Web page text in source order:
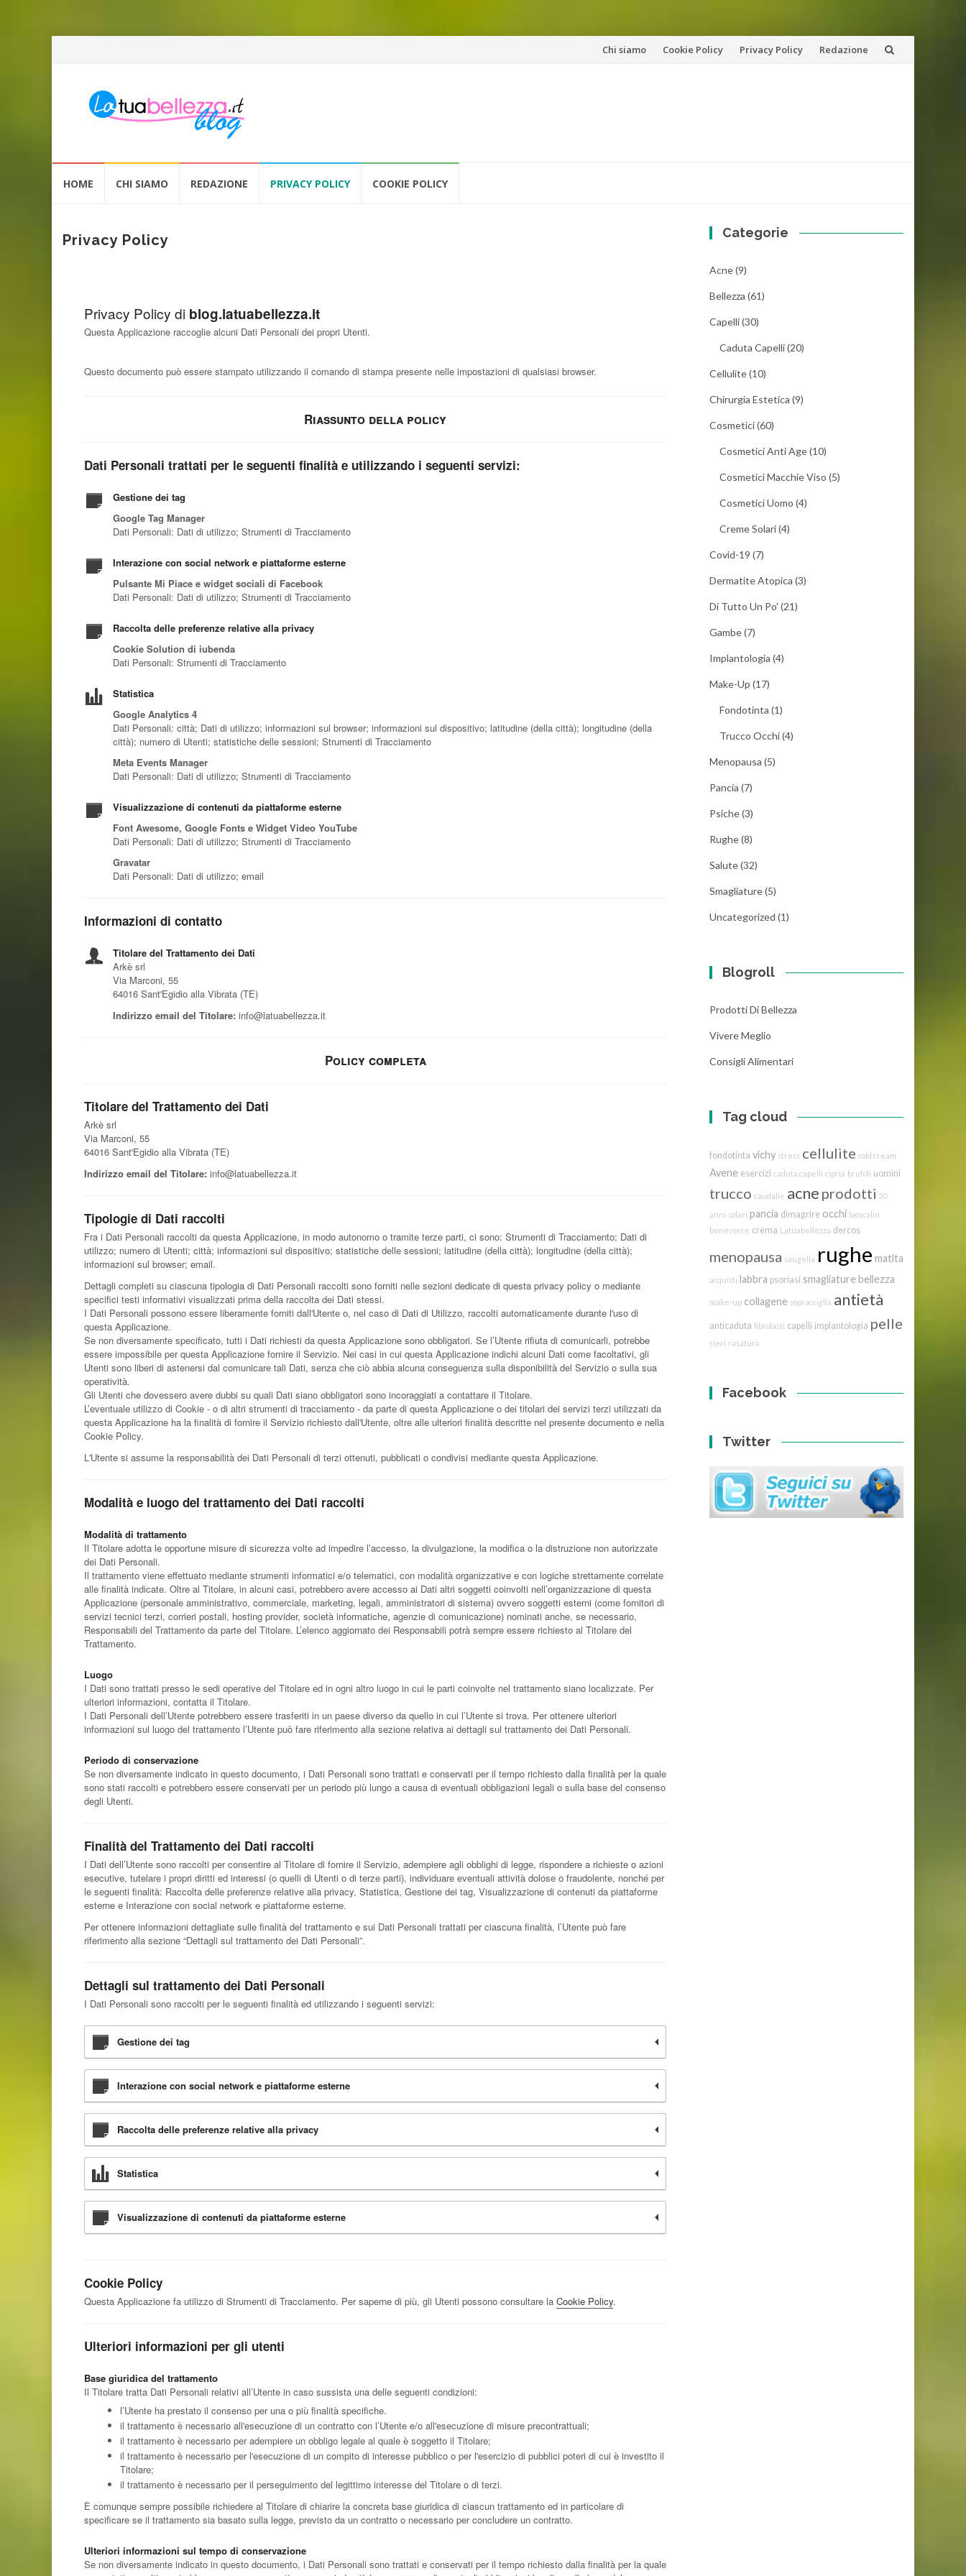
Vai
Chi siamo Cookie Policy Privacy Policy Redazione
HOME CHI SIAMO REDAZIONE PRIVACY POLICY COOKIE POLICY
Privacy Policy
Privacy Policy di blog.latuabellezza.it
Questa Applicazione raccoglie alcuni Dati Personali dei propri Utenti.
Questo documento può essere stampato utilizzando il comando di stampa presente nelle impostazioni di qualsiasi browser.
Riassunto della policy
Dati Personali trattati per le seguenti finalità e utilizzando i seguenti servizi:
Gestione dei tag
Google Tag Manager
Dati Personali: Dati di utilizzo; Strumenti di Tracciamento
Interazione con social network e piattaforme esterne
Pulsante Mi Piace e widget sociali di Facebook
Dati Personali: Dati di utilizzo; Strumenti di Tracciamento
Raccolta delle preferenze relative alla privacy
Cookie Solution di iubenda
Dati Personali: Strumenti di Tracciamento
Statistica
Google Analytics 4
Dati Personali: città; Dati di utilizzo; informazioni sul browser; informazioni sul dispositivo; latitudine (della città); longitudine (della
città); numero di Utenti; statistiche delle sessioni; Strumenti di Tracciamento
Meta Events Manager
Dati Personali: Dati di utilizzo; Strumenti di Tracciamento
Visualizzazione di contenuti da piattaforme esterne
Font Awesome, Google Fonts e Widget Video YouTube
Dati Personali: Dati di utilizzo; Strumenti di Tracciamento
Gravatar
Dati Personali: Dati di utilizzo; email
Informazioni di contatto
Titolare del Trattamento dei Dati
Arkè srl
Via Marconi, 55
64016 Sant'Egidio alla Vibrata (TE)
Indirizzo email del Titolare: info@latuabellezza.it
Policy completa
Titolare del Trattamento dei Dati
Arkè srl
Via Marconi, 55
64016 Sant'Egidio alla Vibrata (TE)
Indirizzo email del Titolare: info@latuabellezza.it
Tipologie di Dati raccolti
Fra i Dati Personali raccolti da questa Applicazione, in modo autonomo o tramite terze parti, ci sono: Strumenti di Tracciamento; Dati di
utilizzo; numero di Utenti; città; informazioni sul dispositivo; statistiche delle sessioni; latitudine (della città); longitudine (della città);
informazioni sul browser; email.
Dettagli completi su ciascuna tipologia di Dati Personali raccolti sono forniti nelle sezioni dedicate di questa privacy policy o mediante
specifici testi informativi visualizzati prima della raccolta dei Dati stessi.
I Dati Personali possono essere liberamente forniti dall'Utente o, nel caso di Dati di Utilizzo, raccolti automaticamente durante l'uso di
questa Applicazione.
Se non diversamente specificato, tutti i Dati richiesti da questa Applicazione sono obbligatori. Se l’Utente rifiuta di comunicarli, potrebbe
essere impossibile per questa Applicazione fornire il Servizio. Nei casi in cui questa Applicazione indichi alcuni Dati come facoltativi, gli
Utenti sono liberi di astenersi dal comunicare tali Dati, senza che ciò abbia alcuna conseguenza sulla disponibilità del Servizio o sulla sua
operatività.
Gli Utenti che dovessero avere dubbi su quali Dati siano obbligatori sono incoraggiati a contattare il Titolare.
L’eventuale utilizzo di Cookie - o di altri strumenti di tracciamento - da parte di questa Applicazione o dei titolari dei servizi terzi utilizzati da
questa Applicazione ha la finalità di fornire il Servizio richiesto dall'Utente, oltre alle ulteriori finalità descritte nel presente documento e nella
Cookie Policy.
L'Utente si assume la responsabilità dei Dati Personali di terzi ottenuti, pubblicati o condivisi mediante questa Applicazione.
Modalità e luogo del trattamento dei Dati raccolti
Modalità di trattamento
Il Titolare adotta le opportune misure di sicurezza volte ad impedire l’accesso, la divulgazione, la modifica o la distruzione non autorizzate
dei Dati Personali.
Il trattamento viene effettuato mediante strumenti informatici e/o telematici, con modalità organizzative e con logiche strettamente correlate
alle finalità indicate. Oltre al Titolare, in alcuni casi, potrebbero avere accesso ai Dati altri soggetti coinvolti nell’organizzazione di questa
Applicazione (personale amministrativo, commerciale, marketing, legali, amministratori di sistema) ovvero soggetti esterni (come fornitori di
servizi tecnici terzi, corrieri postali, hosting provider, società informatiche, agenzie di comunicazione) nominati anche, se necessario,
Responsabili del Trattamento da parte del Titolare. L’elenco aggiornato dei Responsabili potrà sempre essere richiesto al Titolare del
Trattamento.
Luogo
I Dati sono trattati presso le sedi operative del Titolare ed in ogni altro luogo in cui le parti coinvolte nel trattamento siano localizzate. Per
ulteriori informazioni, contatta il Titolare.
I Dati Personali dell’Utente potrebbero essere trasferiti in un paese diverso da quello in cui l’Utente si trova. Per ottenere ulteriori
informazioni sul luogo del trattamento l’Utente può fare riferimento alla sezione relativa ai dettagli sul trattamento dei Dati Personali.
Periodo di conservazione
Se non diversamente indicato in questo documento, i Dati Personali sono trattati e conservati per il tempo richiesto dalla finalità per la quale
sono stati raccolti e potrebbero essere conservati per un periodo più lungo a causa di eventuali obbligazioni legali o sulla base del consenso
degli Utenti.
Finalità del Trattamento dei Dati raccolti
I Dati dell’Utente sono raccolti per consentire al Titolare di fornire il Servizio, adempiere agli obblighi di legge, rispondere a richieste o azioni
esecutive, tutelare i propri diritti ed interessi (o quelli di Utenti o di terze parti), individuare eventuali attività dolose o fraudolente, nonché per
le seguenti finalità: Raccolta delle preferenze relative alla privacy, Statistica, Gestione dei tag, Visualizzazione di contenuti da piattaforme
esterne e Interazione con social network e piattaforme esterne.
Per ottenere informazioni dettagliate sulle finalità del trattamento e sui Dati Personali trattati per ciascuna finalità, l’Utente può fare
riferimento alla sezione “Dettagli sul trattamento dei Dati Personali”.
Dettagli sul trattamento dei Dati Personali
I Dati Personali sono raccolti per le seguenti finalità ed utilizzando i seguenti servizi:
Gestione dei tag
Interazione con social network e piattaforme esterne
Raccolta delle preferenze relative alla privacy
Statistica
Visualizzazione di contenuti da piattaforme esterne
Cookie Policy
Questa Applicazione fa utilizzo di Strumenti di Tracciamento. Per saperne di più, gli Utenti possono consultare la Cookie Policy.
Ulteriori informazioni per gli utenti
Base giuridica del trattamento
Il Titolare tratta Dati Personali relativi all’Utente in caso sussista una delle seguenti condizioni:
l’Utente ha prestato il consenso per una o più finalità specifiche.
il trattamento è necessario all'esecuzione di un contratto con l’Utente e/o all'esecuzione di misure precontrattuali;
il trattamento è necessario per adempiere un obbligo legale al quale è soggetto il Titolare;
il trattamento è necessario per l'esecuzione di un compito di interesse pubblico o per l'esercizio di pubblici poteri di cui è investito il
Titolare;
il trattamento è necessario per il perseguimento del legittimo interesse del Titolare o di terzi.
È comunque sempre possibile richiedere al Titolare di chiarire la concreta base giuridica di ciascun trattamento ed in particolare di
specificare se il trattamento sia basato sulla legge, previsto da un contratto o necessario per concludere un contratto.
Ulteriori informazioni sul tempo di conservazione
Se non diversamente indicato in questo documento, i Dati Personali sono trattati e conservati per il tempo richiesto dalla finalità per la quale
Categorie
Acne(9)
Bellezza (61)
Capelli(30)
Caduta Capelli(20)
Cellulite(10)
Chirurgia Estetica (9)
Cosmetici(60)
Cosmetici Anti Age(10)
Cosmetici Macchie Viso (5)
Cosmetici Uomo (4)
Creme Solari(4)
Covid-19 (7)
Dermatite Atopica (3)
Di Tutto Un Po' (21)
Gambe(7)
Implantologia (4)
Make-Up (17)
Fondotinta (1)
Trucco Occhi(4)
Menopausa (5)
Pancia (7)
Psiche(3)
Rughe(8)
Salute(32)
Smagliature(5)
Uncategorized (1)
Blogroll
Prodotti Di Bellezza
Vivere Meglio
Consigli Alimentari
Tag cloud
fondotinta vichy stress cellulite cold cream
Avene esercizi caduta capelli cipria brufoli uomini
trucco caudalie acne prodotti 50
anni solari pancia dimagrire occhi bioscalin
benessere crema Latuabellezza dercos
menopausa saugella rughe matita
acquisti labbra psoriasi smagliature bellezza
make-up collagene sopracciglia antietà
anticaduta fibrolasti capelli implantologia pelle
sieri rasatura
Facebook
Twitter